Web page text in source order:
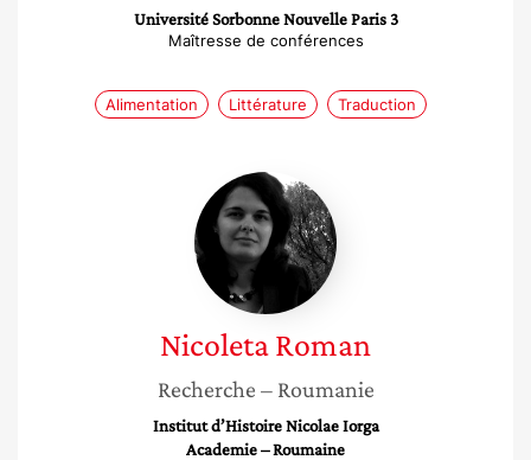
Université Sorbonne Nouvelle Paris 3
Maîtresse de conférences
Alimentation Littérature Traduction
Nicoleta
Roman
NicoletaRoman
Recherche – Roumanie
Institut d’Histoire Nicolae Iorga
Academie – Roumaine